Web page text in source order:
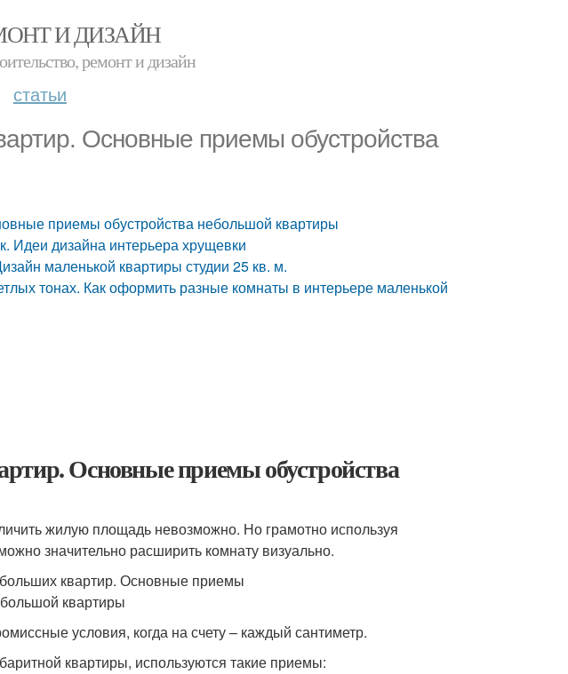
И ДИЗАЙН
ремонт и дизайн
статьи
Основные приемы обустройства
приемы обустройства небольшой квартиры
Идеи дизайна интерьера хрущевки
маленькой квартиры студии 25 кв. м.
тонах. Как оформить разные комнаты в интерьере маленькой
Основные приемы обустройства
жилую площадь невозможно. Но грамотно используя
значительно расширить комнату визуально.
условия, когда на счету – каждый сантиметр.
квартиры, используются такие приемы: